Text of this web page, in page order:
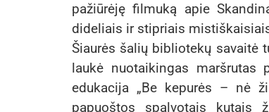
pažiūrėję filmuką apie
dideliais ir stipriais
Šiaurės šalių bibliotekų savaitė
laukė nuotaikingas
edukacija „Be kepurės – nė
papuoštos spalvotais